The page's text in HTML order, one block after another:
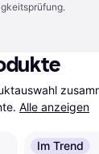
Alle anzeigen
Im Trend